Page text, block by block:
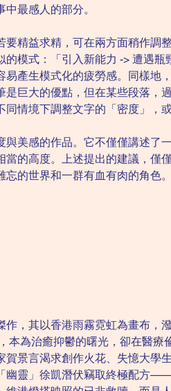
最感人的部分。
精益求精，可在兩方面稍作調
模式：「引入新能力 -> 遭遇
產生模式化的疲勞感。同樣地
巨大的優點，但在某些段落，
情境下調整文字的「密度」，
美感的作品。它不僅僅講述了
的高度。上述提出的建議，
的世界和一群有血有肉的角色
作，其以香港雨霧霓虹為畫布
本為治癒抑鬱的曙光，卻在醫
景言渴求創作火花、失憶大學
幽靈」徐凱潛伏竊取終極配方